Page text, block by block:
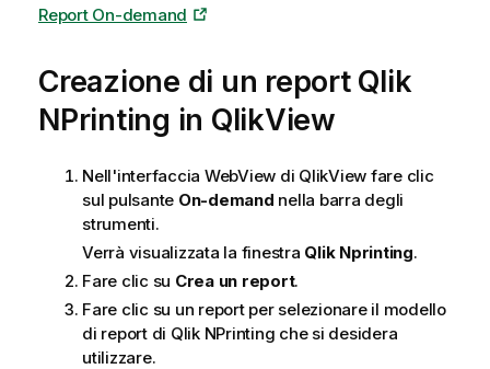
Report On-demand
Creazione di un report Qlik
NPrinting in QlikView
Nell'interfaccia WebView di QlikView fare clic
sul pulsante On-demand nella barra degli
strumenti.
Verrà visualizzata la finestra Qlik Nprinting.
Fare clic su Crea un report.
Fare clic su un report per selezionare il modello
di report di Qlik NPrinting che si desidera
utilizzare.